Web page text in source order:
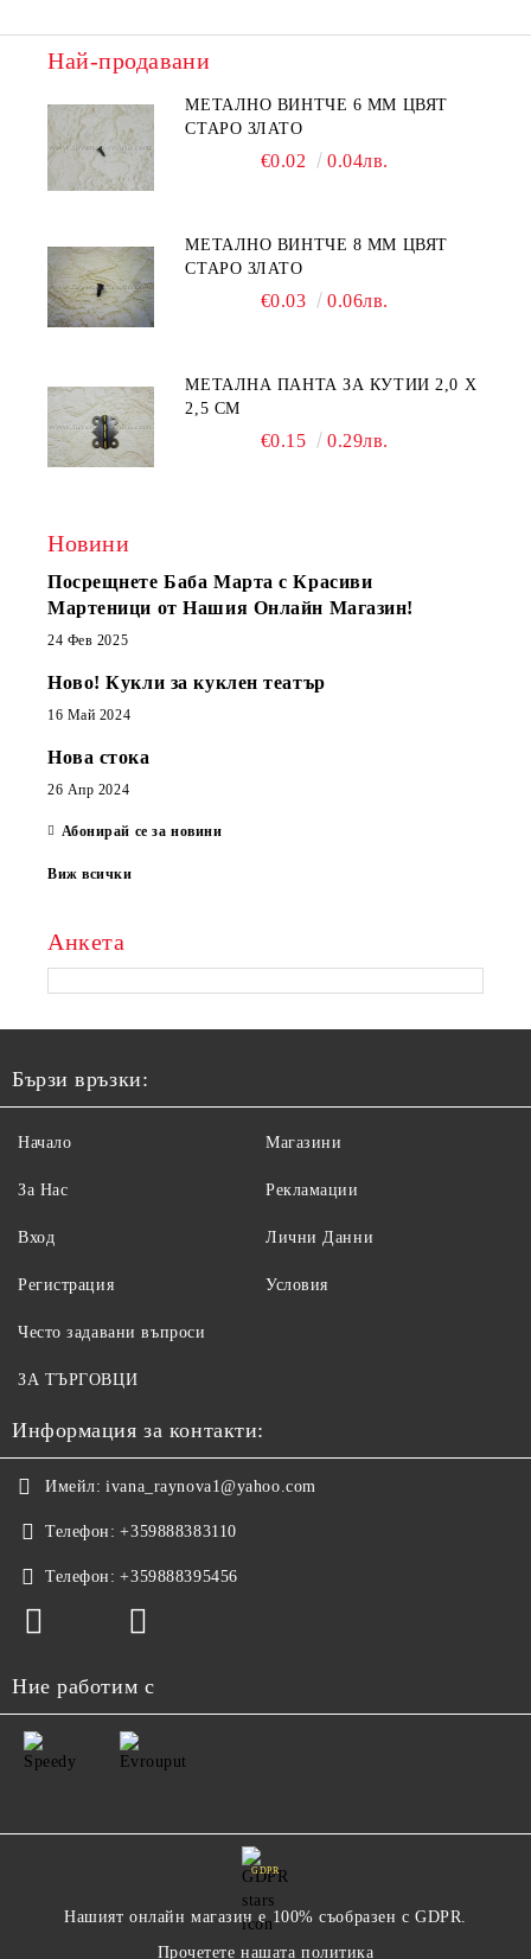
Най-продавани
МЕТАЛНО ВИНТЧЕ 6 ММ ЦВЯТ
СТАРО ЗЛАТО
€0.02 0.04лв.
МЕТАЛНО ВИНТЧЕ 8 ММ ЦВЯТ
СТАРО ЗЛАТО
€0.03 0.06лв.
МЕТАЛНА ПАНТА ЗА КУТИИ 2,0 Х
2,5 СМ
€0.15 0.29лв.
Новини
Посрещнете Баба Марта с Красиви
Мартеници от Нашия Онлайн Магазин!
24 Фев 2025
Ново! Кукли за куклен театър
16 Май 2024
Нова стока
26 Апр 2024
Абонирай се за новини
Виж всички
Анкета
Бързи връзки:
Начало
За Нас
Вход
Регистрация
Магазини
Рекламации
Лични Данни
Условия
Често задавани въпроси
ЗА ТЪРГОВЦИ
Информация за контакти:
Имейл: ivana_raynova1@yahoo.com
Телефон: +359888383110
Телефон: +359888395456
Ние работим с
GDPR
Нашият онлайн магазин е 100% съобразен с GDPR.
Прочетете нашата политика